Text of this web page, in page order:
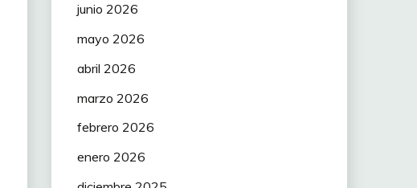
junio 2026
mayo 2026
abril 2026
marzo 2026
febrero 2026
enero 2026